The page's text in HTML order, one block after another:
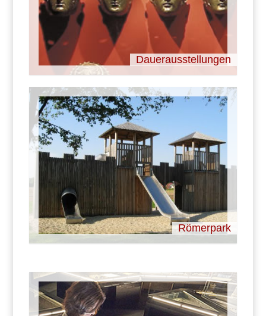
Dauerausstellungen
Römerpark